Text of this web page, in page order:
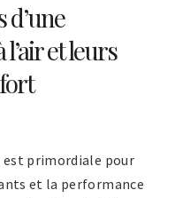
d’une
et leurs
est primordiale pour
et la performance